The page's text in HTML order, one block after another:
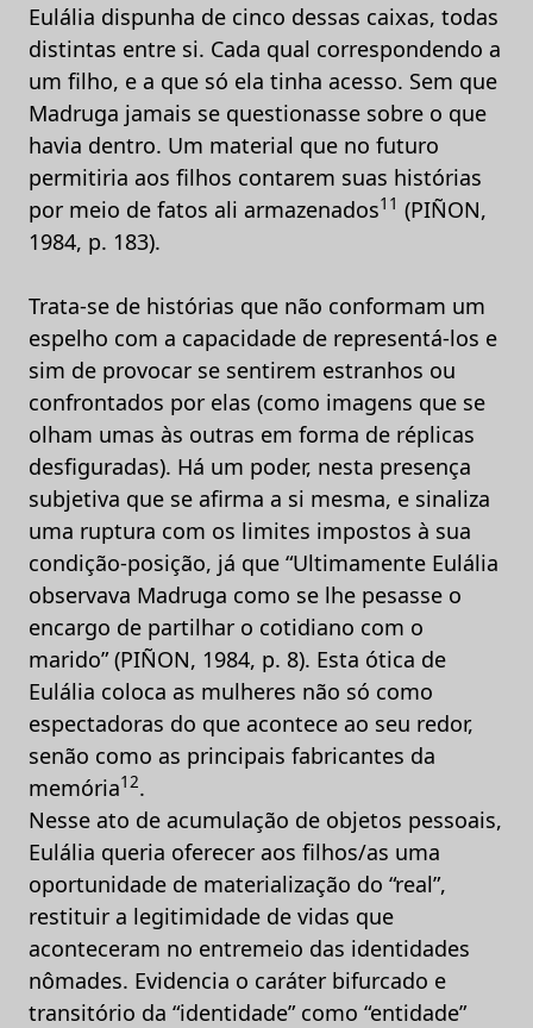
Eulália dispunha de cinco dessas caixas, todas
distintas entre si. Cada qual correspondendo a
um filho, e a que só ela tinha acesso. Sem que
Madruga jamais se questionasse sobre o que
havia dentro. Um material que no futuro
permitiria aos filhos contarem suas histórias
por meio de fatos ali armazenados11 (PIÑON,
1984, p. 183).
Trata-se de histórias que não conformam um
espelho com a capacidade de representá-los e
sim de provocar se sentirem estranhos ou
confrontados por elas (como imagens que se
olham umas às outras em forma de réplicas
desfiguradas). Há um poder, nesta presença
subjetiva que se afirma a si mesma, e sinaliza
uma ruptura com os limites impostos à sua
condição-posição, já que “Ultimamente Eulália
observava Madruga como se lhe pesasse o
encargo de partilhar o cotidiano com o
marido” (PIÑON, 1984, p. 8). Esta ótica de
Eulália coloca as mulheres não só como
espectadoras do que acontece ao seu redor,
senão como as principais fabricantes da
memória12.
Nesse ato de acumulação de objetos pessoais,
Eulália queria oferecer aos filhos/as uma
oportunidade de materialização do “real”,
restituir a legitimidade de vidas que
aconteceram no entremeio das identidades
nômades. Evidencia o caráter bifurcado e
transitório da “identidade” como “entidade”